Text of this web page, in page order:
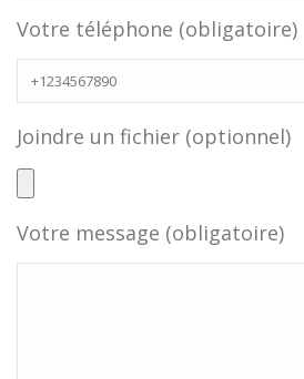
Votre téléphone (obligatoire)
Joindre un fichier (optionnel)
Votre message (obligatoire)